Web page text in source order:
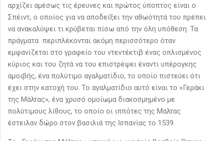
αρχίζει αμέσως τις έρευνες και πρώτος ύποπτος είναι ο
Σπέιντ, ο οποίος για να αποδείξει την αθωότητά του πρέπει
να ανακαλύψει τι κρύβεται πίσω από την όλη υπόθεση. Τα
πράγματα περιπλέκονται ακόμη περισσότερο όταν
εμφανίζεται στο γραφείο του ντεντέκτιβ ένας οπλισμένος
κύριος και του ζητά να του επιστρέψει έναντι υπέρογκης
αμοιβής, ένα πολύτιμο αγαλματίδιο, το οποίο πιστεύει ότι
έχει στην κατοχή του. Το αγαλματίδιο αυτό είναι το «Γεράκι
της Μάλτας», ένα χρυσό ομοίωμα διακοσμημένο με
πολύτιμους λίθους, το οποίο οι ιππότες της Μάλτας
έστειλαν δώρο στον βασιλιά της Ισπανίας το 1539.